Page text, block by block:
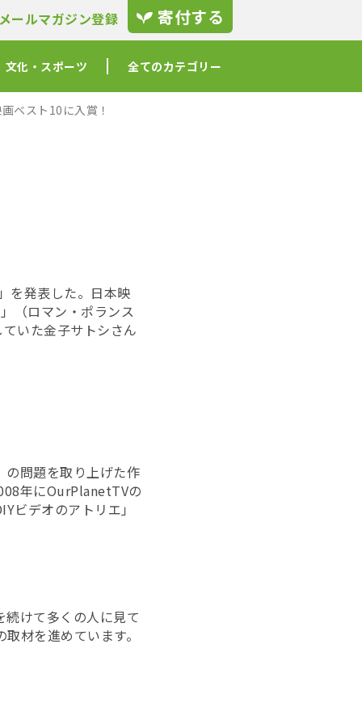
メールマガジン登録 寄付する
文化・スポーツ 全てのカテゴリー
ベスト10に入賞！
を発表した。日本映
（ロマン・ポランス
いた金子サトシさん
の問題を取り上げた作
年にOurPlanetTVの
ビデオのアトリエ」
けて多くの人に見て
材を進めています。